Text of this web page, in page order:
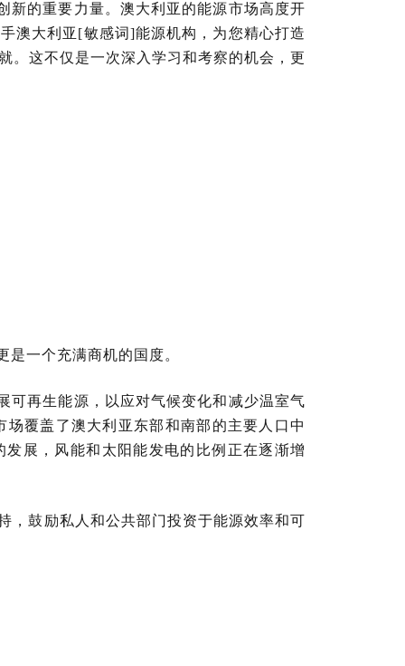
新的重要力量。澳大利亚的能源市场高度开
澳大利亚[敏感词]能源机构，为您精心打造
。这不仅是一次深入学习和考察的机会，更
一个充满商机的国度。
可再生能源，以应对气候变化和减少温室气
覆盖了澳大利亚东部和南部的主要人口中
展，风能和太阳能发电的比例正在逐渐增
，鼓励私人和公共部门投资于能源效率和可